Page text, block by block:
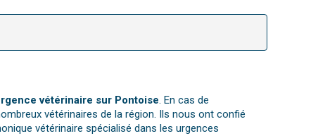
vétérinaire sur Pontoise. En cas de
vétérinaires de la région. Ils nous ont confié
vétérinaire spécialisé dans les urgences